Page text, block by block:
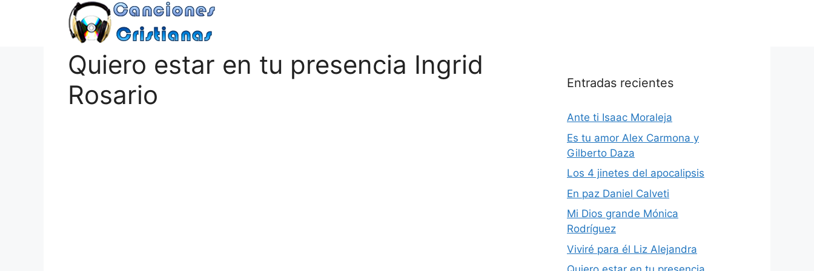
Quiero estar en tu presencia Ingrid
Rosario
Entradas recientes
Ante ti Isaac Moraleja
Es tu amor Alex Carmona y
Gilberto Daza
Los 4 jinetes del apocalipsis
En paz Daniel Calveti
Mi Dios grande Mónica
Rodríguez
Viviré para él Liz Alejandra